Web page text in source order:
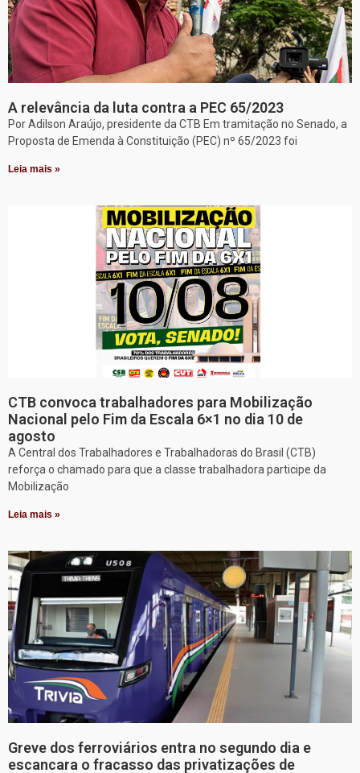
A relevância da luta contra a PEC 65/2023
Por Adilson Araújo, presidente da CTB Em tramitação no Senado, a
Proposta de Emenda à Constituição (PEC) nº 65/2023 foi
Leia mais »
CTB convoca trabalhadores para Mobilização
Nacional pelo Fim da Escala 6×1 no dia 10 de
agosto
A Central dos Trabalhadores e Trabalhadoras do Brasil (CTB)
reforça o chamado para que a classe trabalhadora participe da
Mobilização
Leia mais »
Greve dos ferroviários entra no segundo dia e
escancara o fracasso das privatizações de